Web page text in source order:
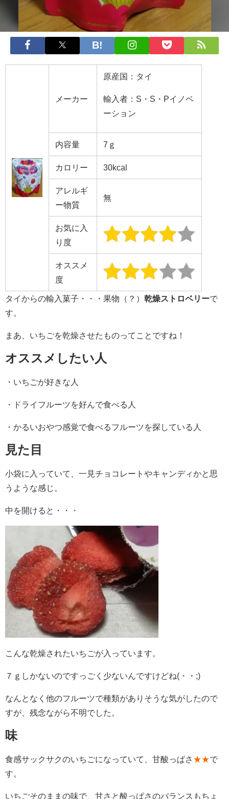
メーカー
原産国：タイ
輸入者：S・S・Pイノベ
ーション
内容量 7ｇ
カロリー 30kcal
アレルギ
ー物質
無
お気に入
り度
オススメ
度
タイからの輸入菓子・・・果物（？） 乾燥ストロベリーで
す。
まあ、いちごを乾燥させたものってことですね！
オススメしたい人
・いちごが好きな人
・ドライフルーツを好んで食べる人
・かるいおやつ感覚で食べるフルーツを探している人
見た目
小袋に入っていて、一見チョコレートやキャンディかと思
うような感じ。
中を開けると・・・
こんな乾燥されたいちごが入っています。
７ｇしかないのですっごく少ないんですけどね(・・;)
なんとなく他のフルーツで種類がありそうな気がしたので
すが、残念ながら不明でした。
味
食感サックサクのいちごになっていて、甘酸っぱさ ★★で
す。
いちごそのままの味で、甘さと酸っぱさのバランスもちょ